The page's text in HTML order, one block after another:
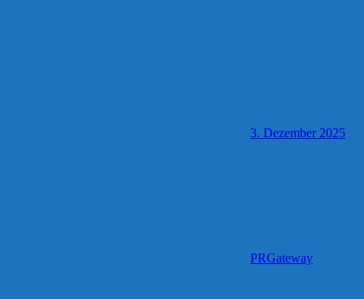
3. Dezember 2025
PRGateway